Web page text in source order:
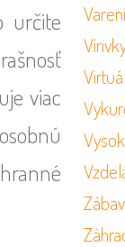
určite
viac